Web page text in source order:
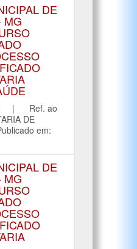
DE
MG
| Ref. ao
DE
em:
DE
MG